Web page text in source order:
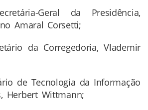
Geral da Presidência,
Amaral Corsetti;
da Corregedoria, Vlademir
de Tecnologia da Informação
Herbert Wittmann;